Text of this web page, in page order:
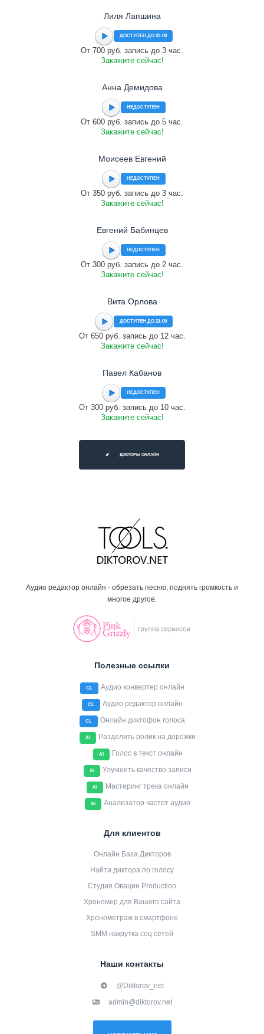
Лиля Лапшина
ДОСТУПЕН ДО 22:00
От 700 руб. запись до 3 час.
Закажите сейчас!
Анна Демидова
НЕДОСТУПЕН
От 600 руб. запись до 5 час.
Закажите сейчас!
Моисеев Евгений
НЕДОСТУПЕН
От 350 руб. запись до 3 час.
Закажите сейчас!
Евгений Бабинцев
НЕДОСТУПЕН
От 300 руб. запись до 2 час.
Закажите сейчас!
Вита Орлова
ДОСТУПЕН ДО 21:00
От 650 руб. запись до 12 час.
Закажите сейчас!
Павел Кабанов
НЕДОСТУПЕН
От 300 руб. запись до 10 час.
Закажите сейчас!
ДИКТОРЫ ОНЛАЙН
Аудио редактор онлайн - обрезать песню, поднять громкость и
многое другое.
Полезные ссылки
CL Аудио конвертер онлайн
CL Аудио редактор онлайн
CL Онлайн диктофон голоса
AI Разделить ролик на дорожки
AI Голос в текст онлайн
AI Улучшить качество записи
AI Мастеринг трека онлайн
AI Анализатор частот аудио
Для клиентов
Онлайн База Дикторов
Найти диктора по голосу
Студия Овации Production
Хрономер для Вашего сайта
Хронометраж в смартфоне
SMM накрутка соц сетей
Наши контакты
@Diktorov_net
admin@diktorov.net